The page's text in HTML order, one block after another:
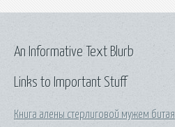
Links to Important Stuff
Книга алены стерлиговой мужем битая
An Informative Text Blurb